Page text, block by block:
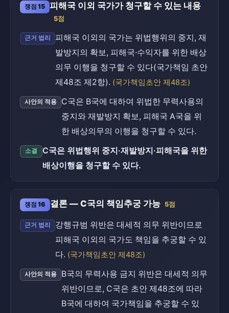
쟁점 15 피해국 이외 국가가 청구할 수 있는 내용
5점
근거 법리
피해국 이외의 국가는 위법행위의 중지, 재
발방지의 확보, 피해국·수익자를 위한 배상
의무 이행을 청구할 수 있다(국가책임 초안
제48조 제2항). (국가책임초안 제48조)
사안의 적용
C국은 B국에 대하여 위법한 무력사용의
중지와 재발방지 확보, 피해국 A국을 위
한 배상의무의 이행을 청구할 수 있다.
소결
C국은 위법행위 중지·재발방지·피해국을 위한
배상이행을 청구할 수 있다.
쟁점 16 결론 — C국의 책임추궁 가능 5점
근거 법리
강행규범 위반은 대세적 의무 위반이므로
피해국 이외의 국가도 책임을 추궁할 수 있
다. (국가책임초안 제48조)
사안의 적용
B국의 무력사용 금지 위반은 대세적 의무
위반이므로, C국은 초안 제48조에 따라
B국에 대하여 국가책임을 추궁할 수 있